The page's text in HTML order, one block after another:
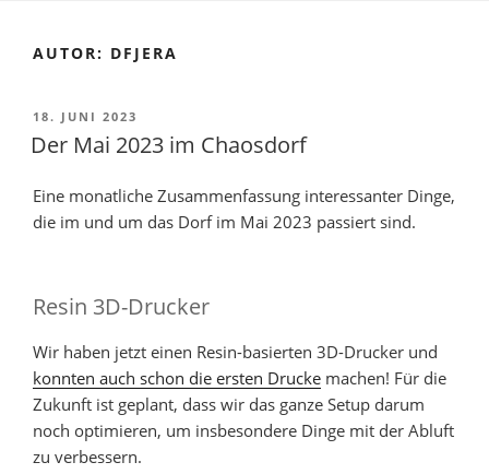
AUTOR: DFJERA
VERÖFFENTLICHT
AM
18. JUNI 2023
Der Mai 2023 im Chaosdorf
Eine monatliche Zusammenfassung interessanter Dinge,
die im und um das Dorf im Mai 2023 passiert sind.
Resin 3D-Drucker
Wir haben jetzt einen Resin-basierten 3D-Drucker und
konnten auch schon die ersten Drucke machen! Für die
Zukunft ist geplant, dass wir das ganze Setup darum
noch optimieren, um insbesondere Dinge mit der Abluft
zu verbessern.